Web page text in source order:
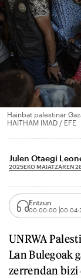
Hainbat palestinar
HAITHAM IMAD / EFE
Julen Otaegi
2025EKO MAIATZAREN
Entzun
00:00:00
UNRWA
Lan Bulegoak
zerrendan bizi